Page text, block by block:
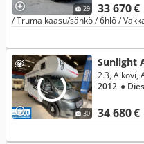
29 33 670 €
/ Truma kaasu/sähkö / 6hlö /
30
Sunlight
34 680 €
2012 ●